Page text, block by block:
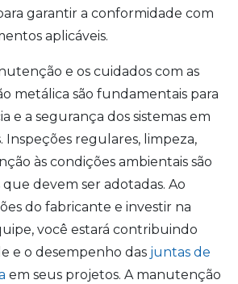
garantir a conformidade com
aplicáveis.
e os cuidados com as
metálica são fundamentais para
e a segurança dos sistemas em
Inspeções regulares, limpeza,
às condições ambientais são
que devem ser adotadas. Ao
do fabricante e investir na
você estará contribuindo
e o desempenho das juntas de
em seus projetos. A manutenção